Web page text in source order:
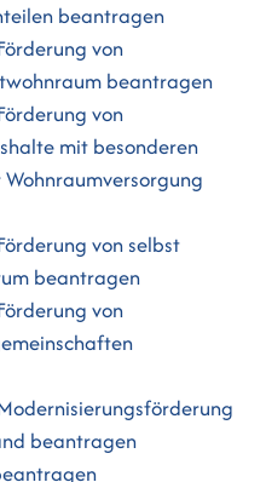
beantragen
von
beantragen
von
mit besonderen
von selbst
beantragen
von
beantragen